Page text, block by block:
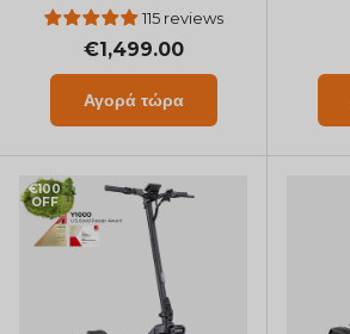
Foldable E-bike
115 reviews
€1,499.00
Αγορά τώρα
€100
OFF